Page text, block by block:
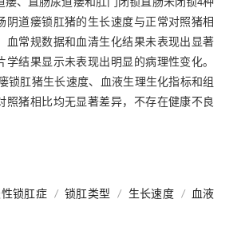
瘘、直肠尿道瘘和肛门闭锁直肠未闭锁4种
阴道瘘锁肛猪的生长速度与正常对照猪相
血常规数据和血清生化结果未表现出显著
学结果显示未表现出明显的病理性变化。
锁肛猪生长速度、血液生理生化指标和组
照猪相比均无显著差异，不存在健康不良
锁肛症 / 锁肛类型 / 生长速度 / 血液